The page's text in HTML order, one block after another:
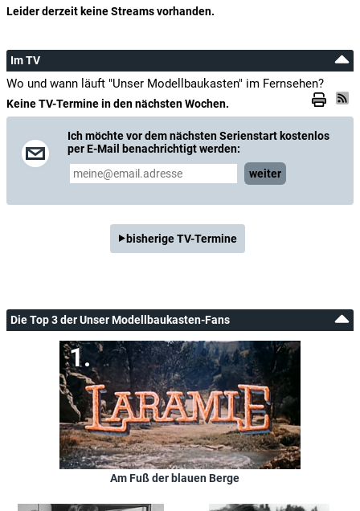
Leider derzeit keine Streams vorhanden.
Im TV
Wo und wann läuft "Unser Modellbaukasten" im Fernsehen?
Keine TV-Termine in den nächsten Wochen.
Ich möchte vor dem nächsten Serienstart kostenlos
per E-Mail benachrichtigt werden:
weiter
bisherige TV-Termine
Die Top 3 der Unser Modellbaukasten-Fans
Am Fuß der blauen Berge